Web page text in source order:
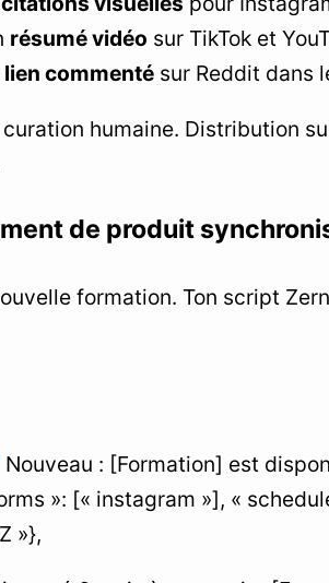
résumé vidéo sur TikTok et
lien commenté sur Reddit dans
humaine. Distribution
de produit
formation. Ton script
Nouveau : [Formation] est
»: [« instagram »], «
»},